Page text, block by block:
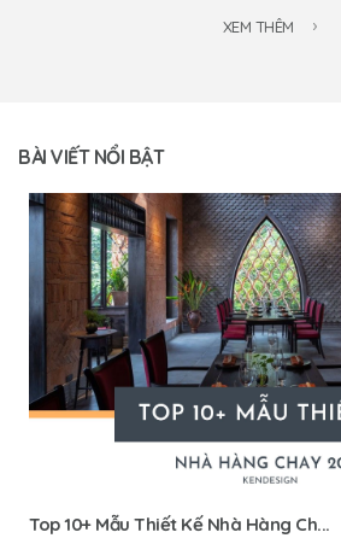
XEM THÊM
BÀI VIẾT NỔI BẬT
Top 10+ Mẫu Thiết Kế Nhà Hàng Ch...